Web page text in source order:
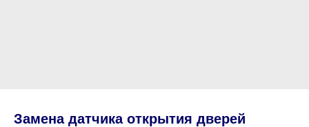
Замена датчика открытия дверей